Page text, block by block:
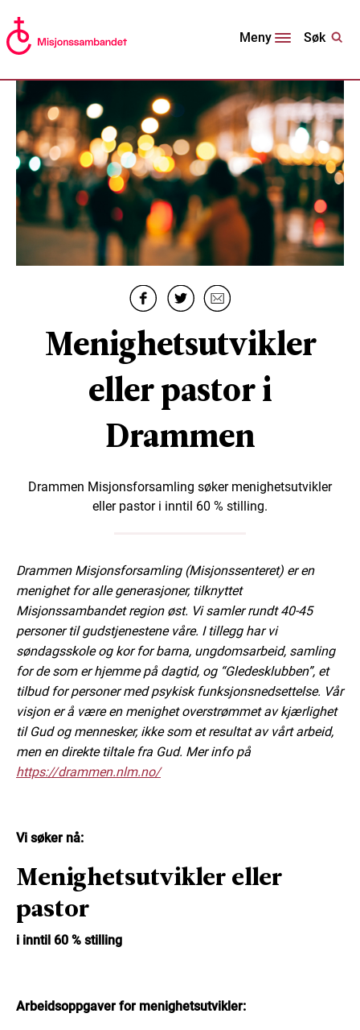
Meny Søk
Menighetsutvikler
eller pastor i
Drammen
Drammen Misjonsforsamling søker menighetsutvikler
eller pastor i inntil 60 % stilling.
Drammen Misjonsforsamling (Misjonssenteret) er en
menighet for alle generasjoner, tilknyttet
Misjonssambandet region øst. Vi samler rundt 40-45
personer til gudstjenestene våre. I tillegg har vi
søndagsskole og kor for barna, ungdomsarbeid, samling
for de som er hjemme på dagtid, og “Gledesklubben”, et
tilbud for personer med psykisk funksjonsnedsettelse. Vår
visjon er å være en menighet overstrømmet av kjærlighet
til Gud og mennesker, ikke som et resultat av vårt arbeid,
men en direkte tiltale fra Gud. Mer info på
https://drammen.nlm.no/
Vi søker nå:
Menighetsutvikler eller
pastor
i inntil 60 % stilling
Arbeidsoppgaver for menighetsutvikler: